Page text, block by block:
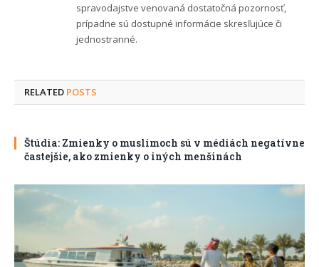
spravodajstve venovaná dostatočná pozornosť,
prípadne sú dostupné informácie skresľujúce či
jednostranné.
RELATED POSTS
Štúdia: Zmienky o muslimoch sú v médiách negatívne
častejšie, ako zmienky o iných menšinách